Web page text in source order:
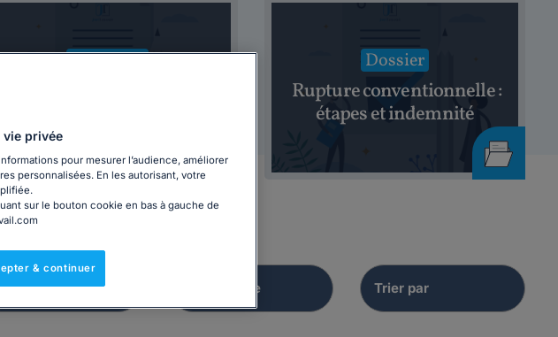
Affichage Dossier
Rupture conventionnelle :
étapes et indemnité
privée
pour mesurer l’audience, améliorer
personnalisées. En les autorisant, votre
sur le bouton cookie en bas à gauche de
& continuer